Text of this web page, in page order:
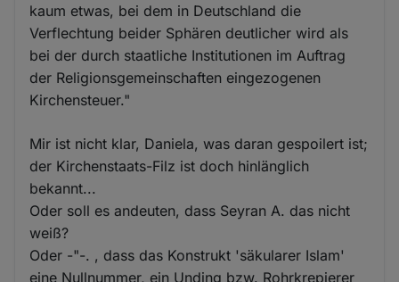
kaum etwas, bei dem in Deutschland die
Verflechtung beider Sphären deutlicher wird als
bei der durch staatliche Institutionen im Auftrag
der Religionsgemeinschaften eingezogenen
Kirchensteuer."
Mir ist nicht klar, Daniela, was daran gespoilert ist;
der Kirchenstaats-Filz ist doch hinlänglich
bekannt...
Oder soll es andeuten, dass Seyran A. das nicht
weiß?
Oder -"-. , dass das Konstrukt 'säkularer Islam'
eine Nullnummer, ein Unding bzw. Rohrkrepierer